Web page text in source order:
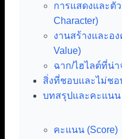
การแสดงและตั
Character)
งานสร้างและอ
Value)
ฉาก/ไฮไลต์ที่น่า
สิ่งที่ชอบและไม่ชอ
บทสรุปและคะแนน
คะแนน (Score)